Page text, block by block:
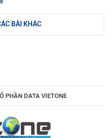
BÀI KHÁC
PHẦN DATA VIETONE